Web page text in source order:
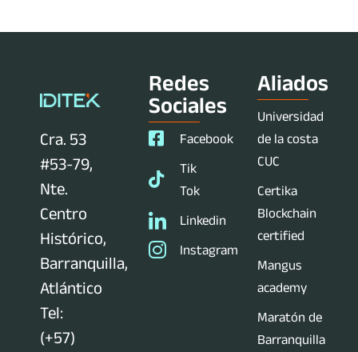
Cra. 53
#53-79,
Nte.
Centro
Histórico,
Barranquilla,
Atlántico
Tel:
(+57)
Redes
Sociales
Facebook
Tik
Tok
Linkedin
Instagram
Aliados
Universidad
de la costa
CUC
Certika
Blockchain
certified
Mangus
academy
Maratón de
Barranquilla